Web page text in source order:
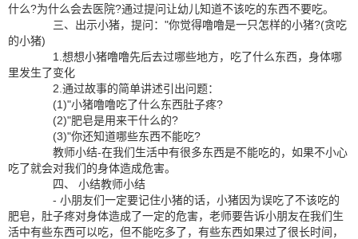
什么?为什么会去医院?通过提问让幼儿知道不该吃的东西不要吃。
三、出示小猪，提问："你觉得噜噜是一只怎样的小猪?(贪吃
的小猪)
1.想想小猪噜噜先后去过哪些地方，吃了什么东西，身体哪
里发生了变化
2.通过故事的简单讲述引出问题：
(1)"小猪噜噜吃了什么东西肚子疼?
(2)"肥皂是用来干什么的?
(3)"你还知道哪些东西不能吃?
教师小结-在我们生活中有很多东西是不能吃的，如果不小心
吃了就会对我们的身体造成危害。
四、 小结教师小结
- 小朋友们一定要记住小猪的话，小猪因为误吃了不该吃的
肥皂，肚子疼对身体造成了一定的危害，老师要告诉小朋友在我们生
活中有些东西可以吃，但不能吃多了，有些东西如果过了很长时间，